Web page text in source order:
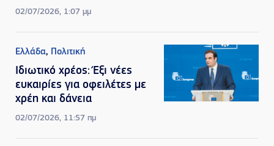
02/07/2026, 1:07 μμ
Ελλάδα, Πολιτική
Ιδιωτικό χρέος: Έξι νέες
ευκαιρίες για οφειλέτες με
χρέη και δάνεια
02/07/2026, 11:57 πμ